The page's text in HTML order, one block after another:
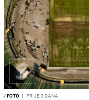
/FOTO I PRIJE 3 DANA